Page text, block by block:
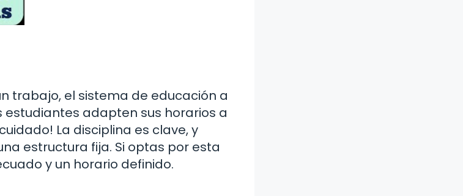
trabajo, el sistema de educación a
adapten sus horarios a
La disciplina es clave, y
estructura fija. Si optas por esta
y un horario definido.